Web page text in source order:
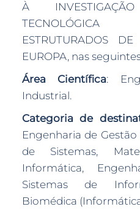
À
ESTRUTURADOS
EUROPA, nas
Área Científica:
Industrial.
Categoria de
Engenharia de
de Sistemas,
Informática,
Sistemas de
Biomédica